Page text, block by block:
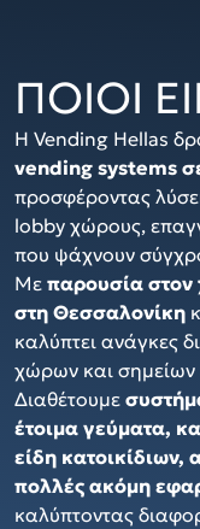
ΠΟΙΟΙ
Η Vending Hellas
vending systems
προσφέροντας
lobby χώρους,
που ψάχνουν
Με παρουσία
στη Θεσσαλονίκη
καλύπτει ανάγκες
χώρων και σημείων
Διαθέτουμε
έτοιμα γεύματα,
είδη
πολλές ακόμη
καλύπτοντας